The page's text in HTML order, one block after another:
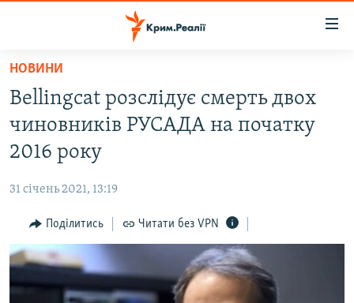
Перейти
основного
матеріалу
Перейти
до
основної
Перейти
до
пошуку
НОВИНИ
ВОДА.КРИМ
ВІДЕО ТА ФОТО
БЛОГИ
ПОГЛЯД
ІНТЕРВ'Ю
ВСЕ ЗА ДЕНЬ
НОВИНИ
Bellingcat розслідує смерть двох
чиновників РУСАДА на початку
2016 року
31 січень 2021, 13:19
Поділитись Читати без VPN